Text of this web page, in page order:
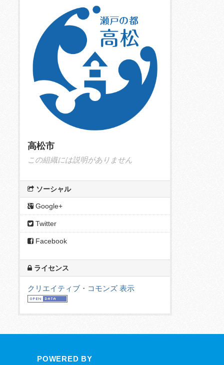
高松市
この組織には説明がありません
ソーシャル
Google+
Twitter
Facebook
ライセンス
クリエイティブ・コモンズ 表示
POWERED BY